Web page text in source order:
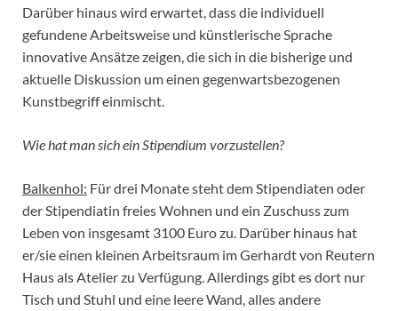
Darüber hinaus wird erwartet, dass die individuell
gefundene Arbeitsweise und künstlerische Sprache
innovative Ansätze zeigen, die sich in die bisherige und
aktuelle Diskussion um einen gegenwartsbezogenen
Kunstbegriff einmischt.
Wie hat man sich ein Stipendium vorzustellen?
Balkenhol: Für drei Monate steht dem Stipendiaten oder
der Stipendiatin freies Wohnen und ein Zuschuss zum
Leben von insgesamt 3100 Euro zu. Darüber hinaus hat
er/sie einen kleinen Arbeitsraum im Gerhardt von Reutern
Haus als Atelier zu Verfügung. Allerdings gibt es dort nur
Tisch und Stuhl und eine leere Wand, alles andere